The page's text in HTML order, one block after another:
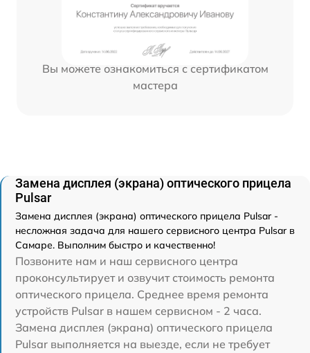
Вы можете ознакомиться с сертификатом
мастера
Замена дисплея (экрана) оптического прицела
Pulsar
Замена дисплея (экрана) оптического прицела Pulsar -
несложная задача для нашего сервисного центра Pulsar в
Самаре. Выполним быстро и качественно!
Позвоните нам и наш сервисного центра
проконсультирует и озвучит стоимость ремонта
оптического прицела. Среднее время ремонта
устройств Pulsar в нашем сервисном - 2 часа.
Замена дисплея (экрана) оптического прицела
Pulsar выполняется на выезде, если не требует